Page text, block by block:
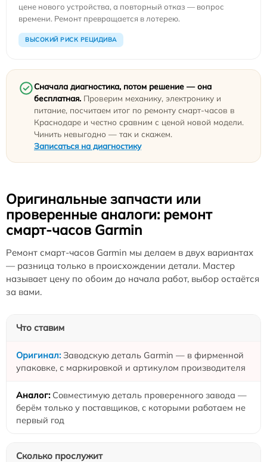
цене нового устройства, а повторный отказ — вопрос
времени. Ремонт превращается в лотерею.
ВЫСОКИЙ РИСК РЕЦИДИВА
Сначала диагностика, потом решение — она
бесплатная. Проверим механику, электронику и
питание, посчитаем итог по ремонту смарт-часов в
Краснодаре и честно сравним с ценой новой модели.
Чинить невыгодно — так и скажем.
Записаться на диагностику
Оригинальные запчасти или
проверенные аналоги: ремонт
смарт-часов Garmin
Ремонт смарт-часов Garmin мы делаем в двух вариантах
— разница только в происхождении детали. Мастер
называет цену по обоим до начала работ, выбор остаётся
за вами.
Что ставим
Заводскую деталь Garmin — в фирменной
упаковке, с маркировкой и артикулом производителя
Совместимую деталь проверенного завода —
берём только у поставщиков, с которыми работаем не
первый год
Сколько прослужит